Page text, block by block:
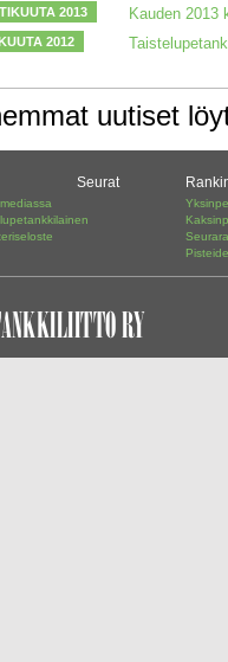
2013 Kauden 2013
2012
uutiset
Seurat